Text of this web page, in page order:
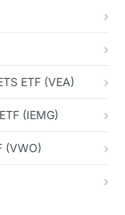
ETF (VEA)
(IEMG)
(VWO)